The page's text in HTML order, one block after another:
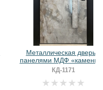
Хочу такую
Металлическая дверь с
панелями МДФ «камень»
бугельной ручкой с LED-
подсветкой
КД-1171